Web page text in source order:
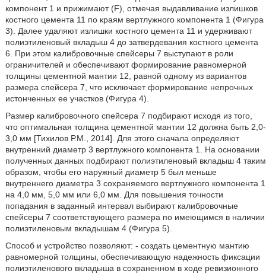
компонент 1 и прижимают (F), отмечая выдавливание излишков
костного цемента 11 по краям вертлужного компонента 1 (Фигура
3). Далее удаляют излишки костного цемента 11 и удерживают
полиэтиленовый вкладыш 4 до затвердевания костного цемента
6. При этом калибровочные спейсеры 7 выступают в роли
ограничителей и обеспечивают формирование равномерной
толщины цементной мантии 12, равной одному из вариантов
размера спейсера 7, что исключает формирование непрочных
истонченных ее участков (Фигура 4).
Размер калибровочного спейсера 7 подбирают исходя из того,
что оптимальная толщина цементной мантии 12 должна быть 2,0-
3,0 мм [Тихилов Р.М., 2014]. Для этого сначала определяют
внутренний диаметр 3 вертлужного компонента 1. На основании
полученных данных подбирают полиэтиленовый вкладыш 4 таким
образом, чтобы его наружный диаметр 5 был меньше
внутреннего диаметра 3 сохраняемого вертлужного компонента 1
на 4,0 мм, 5,0 мм или 6,0 мм. Для повышения точности
попадания в заданный интервал выбирают калибровочные
спейсеры 7 соответствующего размера по имеющимся в наличии
полиэтиленовым вкладышам 4 (Фигура 5).
Способ и устройство позволяют: - создать цементную мантию
равномерной толщины, обеспечивающую надежность фиксации
полиэтиленового вкладыша в сохраненном в ходе ревизионного